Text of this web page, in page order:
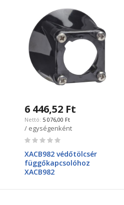
6 446,52 Ft
5 076,00 Ft
/ egységenként
Rating:
XACB982 védőtölcsér
függőkapcsolóhoz
XACB982